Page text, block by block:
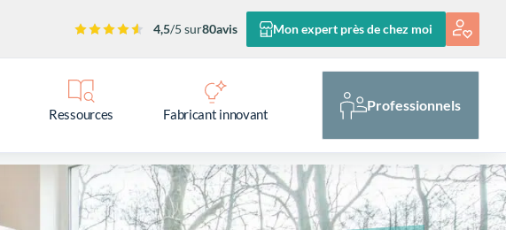
4,5/5 sur80avis Mon expert près de chez moi
Ressources Fabricant innovant
Professionnels